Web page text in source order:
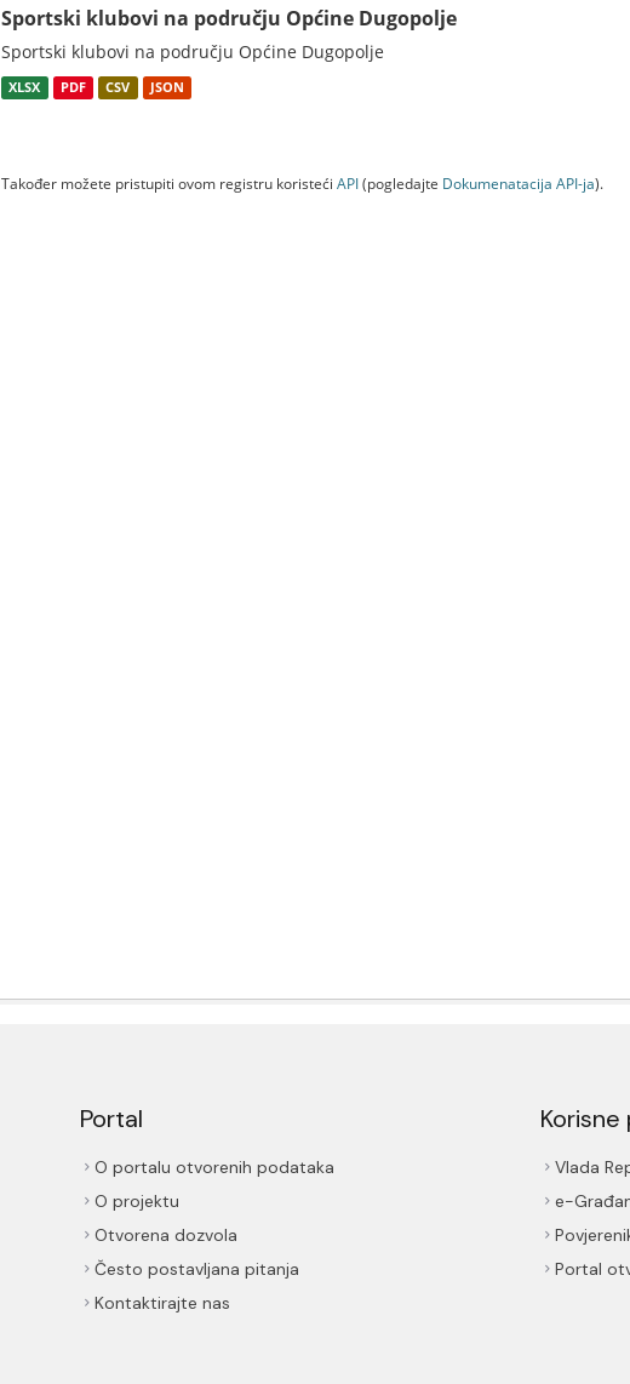
Sportski klubovi na području Općine Dugopolje
Sportski klubovi na području Općine Dugopolje
XLSX PDF CSV JSON
Također možete pristupiti ovom registru koristeći API(pogledajte Dokumenаtаcijа API-jа).